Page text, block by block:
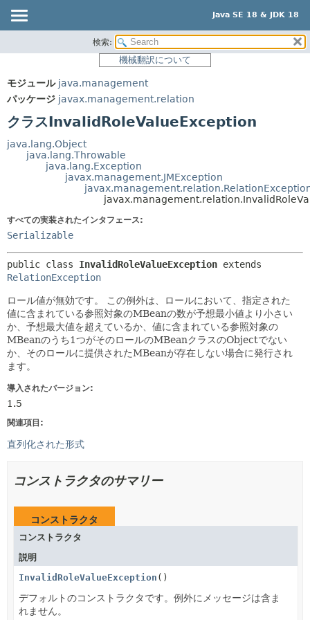
Java SE 18 & JDK 18
パッケージ
使用
ツリー
プレビュー
非推奨
索引
ヘルプ
サマリー:
ネスト済
メソッド
フィールド
コンストラクタ
検索:
機械翻訳について
モジュール java.management
パッケージ javax.management.relation
クラスInvalidRoleValueException
java.lang.Object
java.lang.Throwable
java.lang.Exception
javax.management.JMException
すべての実装されたインタフェース:
Serializable
public class InvalidRoleValueException
RelationException
ロール値が無効です。
この例外は、ロールにおいて、指定された
値に含まれている参照対象のMBeanの数が予想最小値より小さい
か、予想最大値を超えているか、値に含まれている参照対象の
MBeanのうち1つがそのロールのMBeanクラスのObjectでない
か、そのロールに提供されたMBeanが存在しない場合に発行され
ます。
導入されたバージョン:
1.5
関連項目:
直列化された形式
コンストラクタのサマリー
コンストラクタ
コンストラクタ
説明
InvalidRoleValueException ()
デフォルトのコンストラクタです。例外にメッセージは含ま
れません。